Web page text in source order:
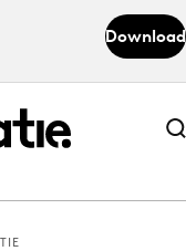
Download
Abonneer nu
Abonneer nu